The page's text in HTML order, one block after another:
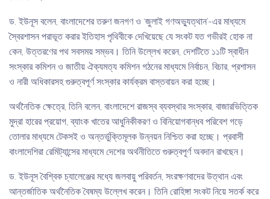
ড. ইউনূস বলেন, বাংলাদেশের তরুণ জনগণ ও ‘জুলাই গণঅভ্যুত্থান’-এর মাধ্যমে
স্বৈরশাসন পরাভূত করার ইতিহাস পৃথিবীকে দেখিয়েছে যে সংকট যত গভীরই হোক না
কেন, উত্তরণের পথ সবসময় সম্ভব। তিনি উল্লেখ করেন, দেশটিতে ১১টি স্বাধীন
সংস্কার কমিশন ও জাতীয় ঐক্যমত্য কমিশন গঠনের মাধ্যমে নির্বাচন, বিচার, প্রশাসন
ও নারী অধিকারসহ গুরুত্বপূর্ণ সংস্কার কার্যক্রম বাস্তবায়ন করা হচ্ছে।
অর্থনৈতিক ক্ষেত্রে, তিনি বলেন, বাংলাদেশে রাজস্ব ব্যবস্থার সংস্কার, বাজারভিত্তিক
মুদ্রা হারের প্রয়োগ, ব্যাংক খাতের আধুনিকীকরণ ও বিনিয়োগবান্ধব পরিবেশ গড়ে
তোলার মাধ্যমে টেকসই ও অন্তর্ভুক্তিমূলক উন্নয়ন নিশ্চিত করা হচ্ছে। প্রবাসী
বাংলাদেশিরা রেমিট্যান্সের মাধ্যমে দেশের অর্থনীতিতে গুরুত্বপূর্ণ অবদান রাখছেন।
ড. ইউনূস বৈশ্বিক চ্যালেঞ্জের মধ্যে জলবায়ু পরিবর্তন, সংরক্ষণবাদের উত্থান এবং
আন্তর্জাতিক অর্থনৈতিক বৈষম্য উল্লেখ করেন। তিনি রোহিঙ্গা সংকট নিয়ে সতর্ক করে